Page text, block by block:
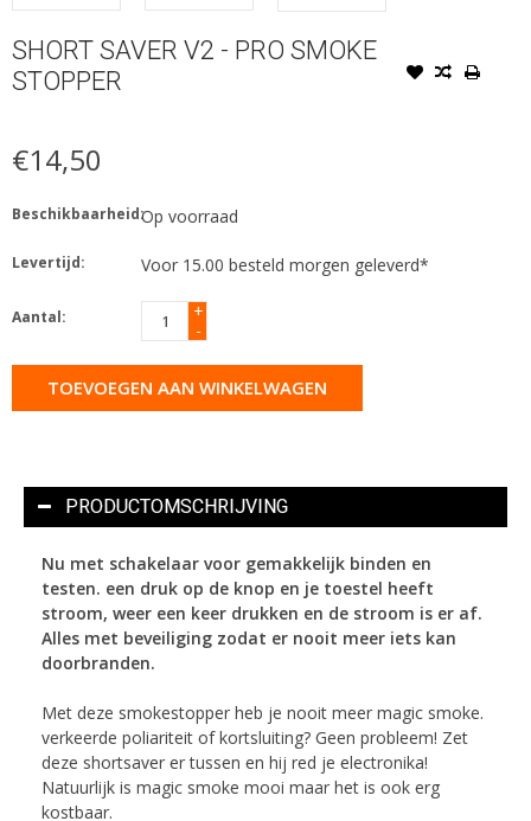
SHORT SAVER V2 - PRO SMOKE
STOPPER
€14,50
Beschikbaarheid:Op voorraad
Levertijd: Voor 15.00 besteld morgen geleverd*
Aantal:
+
-
TOEVOEGEN AAN WINKELWAGEN
PRODUCTOMSCHRIJVING
Nu met schakelaar voor gemakkelijk binden en
testen. een druk op de knop en je toestel heeft
stroom, weer een keer drukken en de stroom is er af.
Alles met beveiliging zodat er nooit meer iets kan
doorbranden.
Met deze smokestopper heb je nooit meer magic smoke.
verkeerde poliariteit of kortsluiting? Geen probleem! Zet
deze shortsaver er tussen en hij red je electronika!
Natuurlijk is magic smoke mooi maar het is ook erg
kostbaar.